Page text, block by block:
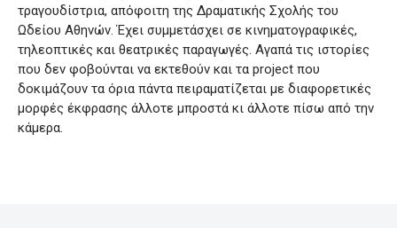
τραγουδίστρια, απόφοιτη της Δραματικής Σχολής του
Ωδείου Αθηνών. Έχει συμμετάσχει σε κινηματογραφικές,
τηλεοπτικές και θεατρικές παραγωγές. Αγαπά τις ιστορίες
που δεν φοβούνται να εκτεθούν και τα project που
δοκιμάζουν τα όρια πάντα πειραματίζεται με διαφορετικές
μορφές έκφρασης άλλοτε μπροστά κι άλλοτε πίσω από την
κάμερα.